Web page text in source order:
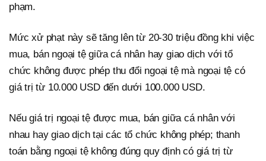
phạm.
Mức xử phạt này sẽ tăng lên từ 20-30 triệu đồng khi việc
mua, bán ngoại tệ giữa cá nhân hay giao dịch với tổ
chức không được phép thu đổi ngoại tệ mà ngoại tệ có
giá trị từ 10.000 USD đến dưới 100.000 USD.
Nếu giá trị ngoại tệ được mua, bán giữa cá nhân với
nhau hay giao dịch tại các tổ chức không phép; thanh
toán bằng ngoại tệ không đúng quy định có giá trị từ